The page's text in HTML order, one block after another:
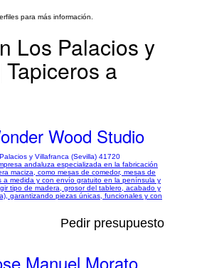
para más información.
Los Palacios y
a
Wood Studio
y Villafranca (Sevilla) 41720
andaluza especializada en la fabricación
maciza, como mesas de comedor, mesas de
a medida y con envío gratuito en la península y
tipo de madera, grosor del tablero, acabado y
garantizando piezas únicas, funcionales y con
Pedir presupuesto
Manuel Morato